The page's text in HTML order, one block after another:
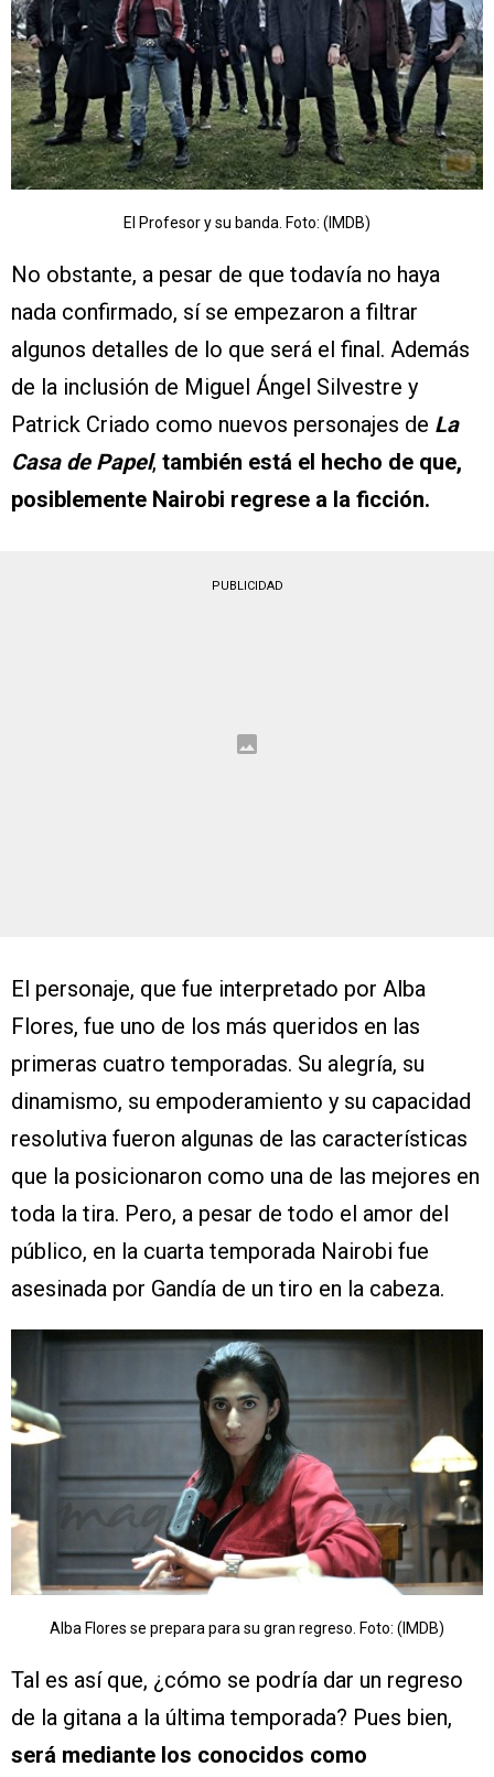
El Profesor y su banda. Foto: (IMDB)
No obstante, a pesar de que todavía no haya
nada confirmado, sí se empezaron a filtrar
algunos detalles de lo que será el final. Además
de la inclusión de Miguel Ángel Silvestre y
Patrick Criado como nuevos personajes de La
Casa de Papel, también está el hecho de que,
posiblemente Nairobi regrese a la ficción.
PUBLICIDAD
El personaje, que fue interpretado por Alba
Flores, fue uno de los más queridos en las
primeras cuatro temporadas. Su alegría, su
dinamismo, su empoderamiento y su capacidad
resolutiva fueron algunas de las características
que la posicionaron como una de las mejores en
toda la tira. Pero, a pesar de todo el amor del
público, en la cuarta temporada Nairobi fue
asesinada por Gandía de un tiro en la cabeza.
Alba Flores se prepara para su gran regreso. Foto: (IMDB)
Tal es así que, ¿cómo se podría dar un regreso
de la gitana a la última temporada? Pues bien,
será mediante los conocidos como